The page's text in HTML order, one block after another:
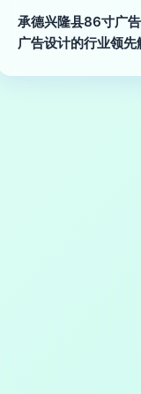
承德兴隆县86寸广
广告设计的行业领先